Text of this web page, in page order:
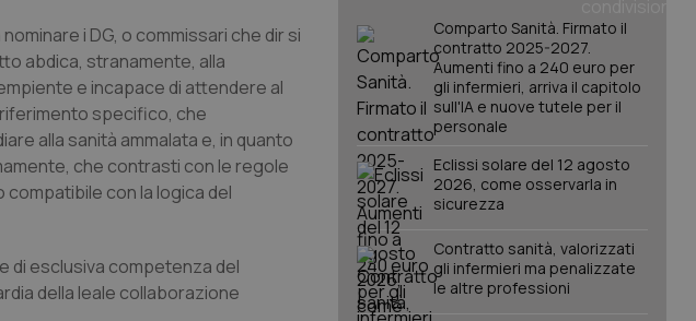
i DG, o commissari che dir si
abdica, stranamente, alla
e incapace di attendere al
specifico, che
alla sanità ammalata e, in quanto
che contrasti con le regole
con la logica del
di esclusiva competenza del
della leale collaborazione
Comparto Sanità. Firmato il
contratto 2025-2027.
Aumenti fino a 240 euro per
gli infermieri, arriva il capitolo
sull'IA e nuove tutele per il
personale
Eclissi solare del 12 agosto
2026, come osservarla in
sicurezza
Contratto sanità, valorizzati
gli infermieri ma penalizzate
le altre professioni